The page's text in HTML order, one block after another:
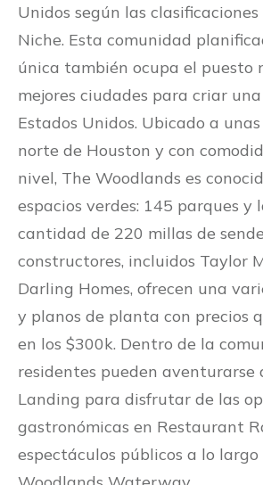
Unidos según las
Niche. Esta comunidad
única también ocupa el puesto
mejores ciudades para criar
Estados Unidos. Ubicado a
norte de Houston y con
nivel, The Woodlands es
espacios verdes: 145 parques y
cantidad de 220 millas de
constructores, incluidos Taylor
Darling Homes, ofrecen una
y planos de planta con precios
en los $300k. Dentro de la
residentes pueden aventurarse
Landing para disfrutar de las
gastronómicas en Restaurant
espectáculos públicos a lo largo